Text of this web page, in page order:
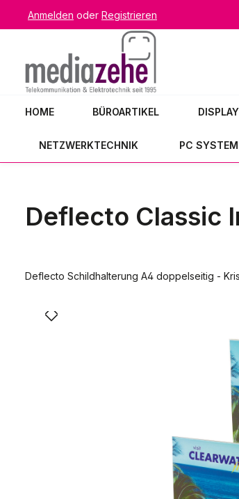
Hauptinhalt springen
Zur Suche springen
Zur Hauptnavigation springen
Anmelden oder Registrieren
HOME BÜROARTIKEL
NETZWERKTECHNIK PC
Deflecto Classic
Deflecto Schildhalterung A4 doppelseitig -
Bildergalerie überspringen